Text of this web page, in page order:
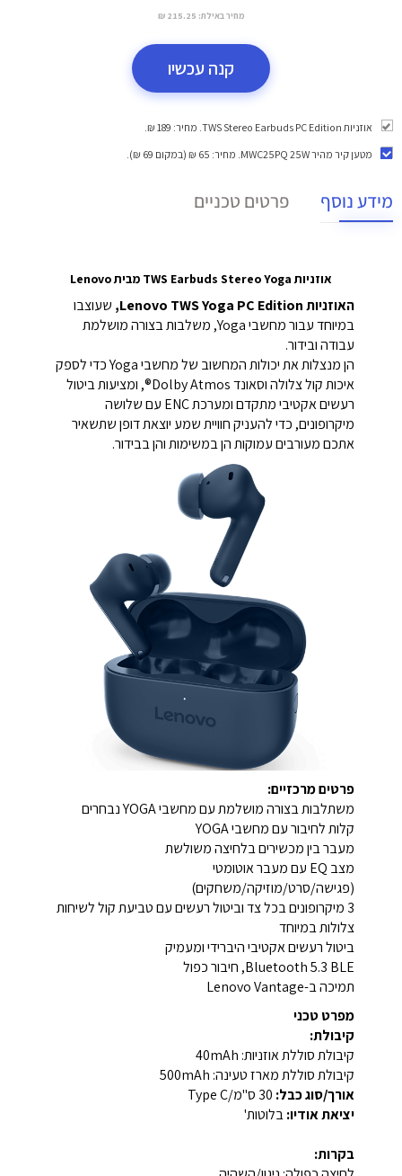
מחיר באילת: 215.25 ₪
קנה עכשיו
אוזניות TWS Stereo Earbuds PC Edition. מחיר: 189 ₪.
מטען קיר מהיר MWC25PQ 25W
. מחיר: 65 ₪ (במקום 69 ₪).
מידע נוסף פרטים טכניים
אוזניות TWS Earbuds Stereo Yoga מבית Lenovo
האוזניות Lenovo TWS Yoga PC Edition,
שעוצבו
במיוחד עבור מחשבי Yoga, משלבות בצורה מושלמת
עבודה ובידור.
הן מנצלות את יכולות המחשוב של מחשבי Yoga כדי לספק
איכות קול צלולה וסאונד Dolby Atmos®, ומציעות ביטול
רעשים אקטיבי מתקדם ומערכת ENC עם שלושה
מיקרופונים, כדי להעניק חוויית שמע יוצאת דופן שתשאיר
אתכם מעורבים עמוקות הן במשימות והן בבידור.
פרטים מרכזיים:
משתלבות בצורה מושלמת עם מחשבי YOGA נבחרים
קלות לחיבור עם מחשבי YOGA
מעבר בין מכשירים בלחיצה משולשת
מצב EQ עם מעבר אוטומטי
(פגישה/סרט/מוזיקה/משחקים)
3 מיקרופונים בכל צד וביטול רעשים עם טביעת קול לשיחות
צלולות במיוחד
ביטול רעשים אקטיבי היברידי ומעמיק
Bluetooth 5.3 BLE, חיבור כפול
תמיכה ב-Lenovo Vantage
מפרט טכני
קיבולת:
קיבולת סוללת אוזניות: 40mAh
קיבולת סוללת מארז טעינה: 500mAh
אורך/סוג כבל: 30 ס"מ/Type C
יציאת אודיו:בלוטות'
בקרות: